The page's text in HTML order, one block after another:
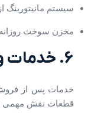
سیستم مانیتورینگ
مخزن سوخت
6. خدمات و پشتیبانی
خدمات پس از
قطعات نقش مهمی